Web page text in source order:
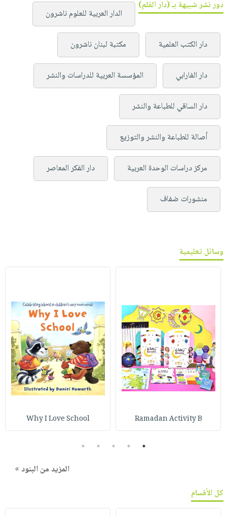
دور نشر شبيهة بـ (دار القلم)
الدار العربية للعلوم ناشرون
دار الكتب العلمية مكتبة لبنان ناشرون
دار الفارابي المؤسسة العربية للدراسات والنشر
دار الساقي للطباعة والنشر
أصالة للطباعة والنشر والتوزيع
مركز دراسات الوحدة العربية دار الفكر المعاصر
منشورات ضفاف
وسائل تعليمية
Ramadan Activity B
Why I Love School
1
2
3
4
5
المزيد من البنود »
كل الأقسام